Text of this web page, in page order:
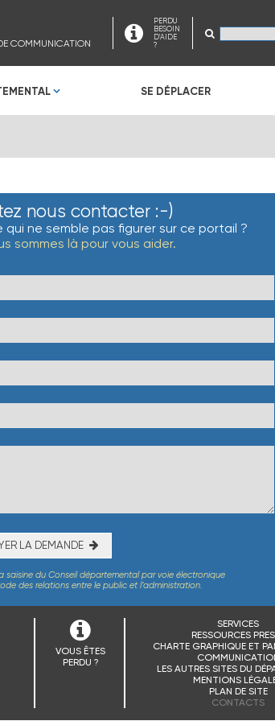
COMMUNICATION
PERDU
BESOIN
D'AIDE
?
SE DÉPLACER
nous contacter :-)
ne semble pas figurer sur ce portail ?
sommes là pour vous aider.
LA DEMANDE
du Conseil départemental par voie électronique
des relations entre le public et l’administration.
VOUS ÊTES
PERDU ?
SERVICES
RESSOURCES
CHARTE GRAPHIQUE ET
LES AUTRES SITES DU
MENTIONS
PLAN DE SITE
CONTACTS